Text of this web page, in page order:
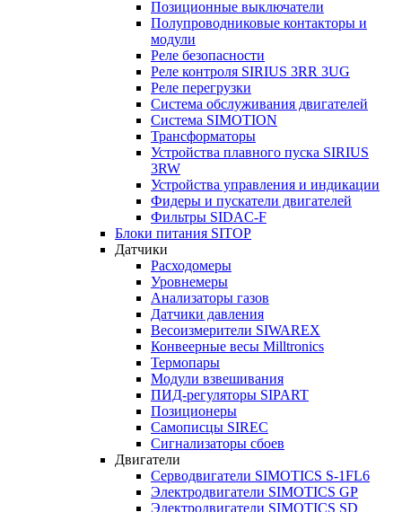
Позиционные выключатели
Полупроводниковые контакторы и
модули
Реле безопасности
Реле контроля SIRIUS 3RR 3UG
Реле перегрузки
Сиcтема обслуживания двигателей
Система SIMOTION
Трансформаторы
Устройства плавного пуска SIRIUS
3RW
Устройства управления и индикации
Фидеры и пускатели двигателей
Фильтры SIDAC-F
Блоки питания SITOP
Датчики
Расходомеры
Уровнемеры
Анализаторы газов
Датчики давления
Весоизмерители SIWAREX
Конвеерные весы Milltronics
Термопары
Модули взвешивания
ПИД-регуляторы SIPART
Позиционеры
Самописцы SIREC
Сигнализаторы сбоев
Двигатели
Серводвигатели SIMOTICS S-1FL6
Электродвигатели SIMOTICS GP
Электродвигатели SIMOTICS SD